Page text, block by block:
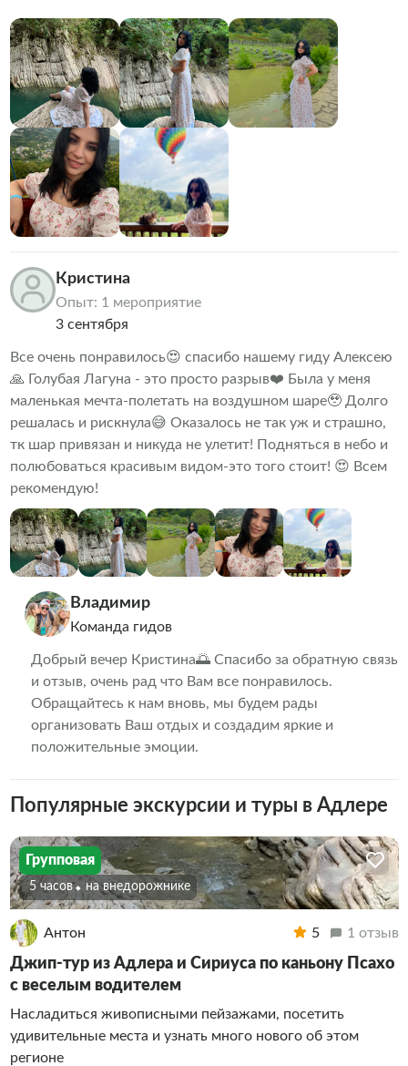
Кристина
Опыт: 1 мероприятие
3 сентября
Все очень понравилось😍 спасибо нашему гиду Алексею
🙏 Голубая Лагуна - это просто разрыв❤️ Была у меня
маленькая мечта-полетать на воздушном шаре🥹 Долго
решалась и рискнула😅 Оказалось не так уж и страшно,
тк шар привязан и никуда не улетит! Подняться в небо и
полюбоваться красивым видом-это того стоит! 😍 Всем
рекомендую!
Владимир
Команда гидов
Добрый вечер Кристина🌅 Спасибо за обратную связь
и отзыв, очень рад что Вам все понравилось.
Обращайтесь к нам вновь, мы будем рады
организовать Ваш отдых и создадим яркие и
положительные эмоции.
Популярные экскурсии и туры в Адлере
Групповая
5 часов На внедорожнике
Антон 5 1 отзыв
Джип-тур из Адлера и Сириуса по каньону Псахо
с веселым водителем
Насладиться живописными пейзажами, посетить
удивительные места и узнать много нового об этом
регионе